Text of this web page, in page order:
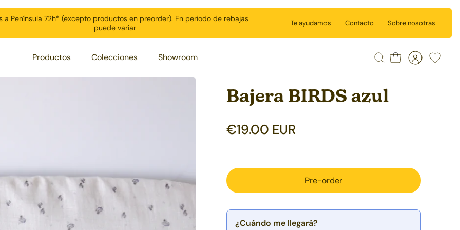
a Península 72h* (excepto productos en preorder). En periodo de rebajas
puede variar
Te ayudamos Contacto Sobre nosotras
Productos Colecciones Showroom BuscarCarritoCuentaWishlist
Bajera BIRDS azul
€19.00 EUR
Pre-order
¿Cuándo me llegará?